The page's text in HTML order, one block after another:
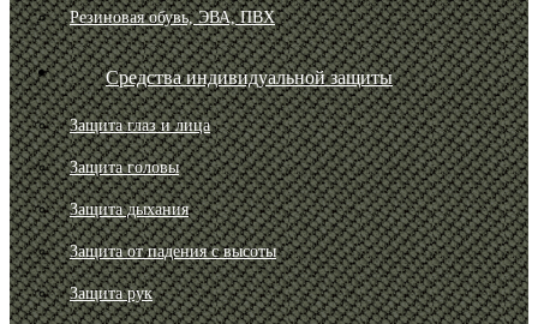
Резиновая обувь, ЭВА, ПВХ
Средства индивидуальной защиты
Защита глаз и лица
Защита головы
Защита дыхания
Защита от падения с высоты
Защита рук